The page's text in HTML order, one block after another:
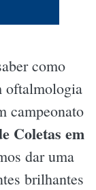
como
oftalmologia
campeonato
Coletas em
dar uma
brilhantes